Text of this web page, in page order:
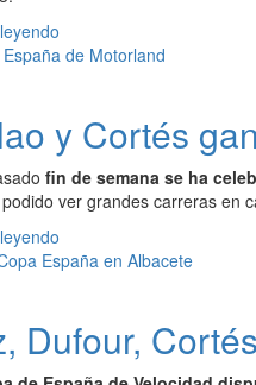
y Cortés
fin de semana se ha
ver grandes carreras en
Dufour,